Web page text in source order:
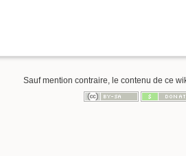
Sauf mention contraire, le contenu de ce